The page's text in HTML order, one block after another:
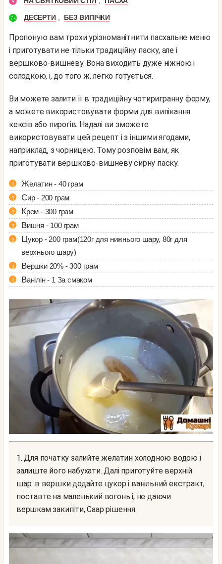
ДЕСЕРТИ , БЕЗ ВИПІЧКИ
Пропоную вам трохи урізноманітнити пасхальне меню
і приготувати не тільки традиційну паску, але і
вершково-вишневу. Вона виходить дуже ніжною і
солодкою, і, до того ж, легко готується.
Ви можете залити її в традиційну чотиригранну форму,
а можете використовувати форми для випікання
кексів або пирогів. Надалі ви зможете
використовувати цей рецепт і з іншими ягодами,
наприклад, з чорницею. Тому розповім вам, як
приготувати вершково-вишневу сирну паску.
Желатин - 40 грам
Сир - 200 грам
Крем - 300 грам
Вишня - 100 грам
Цукор - 200 грам(120г для нижнього шару, 80г для
верхнього шару)
Вершки 20% - 300 грам
Ванілін - 1 За смаком
1. Для початку залийте желатин холодною водою і
залиште його набухати. Далі приготуйте верхній
шар: в вершки додайте цукор і ванільний екстракт,
поставте на маленький вогонь і, не даючи
вершкам закипіти, Саар рішення.